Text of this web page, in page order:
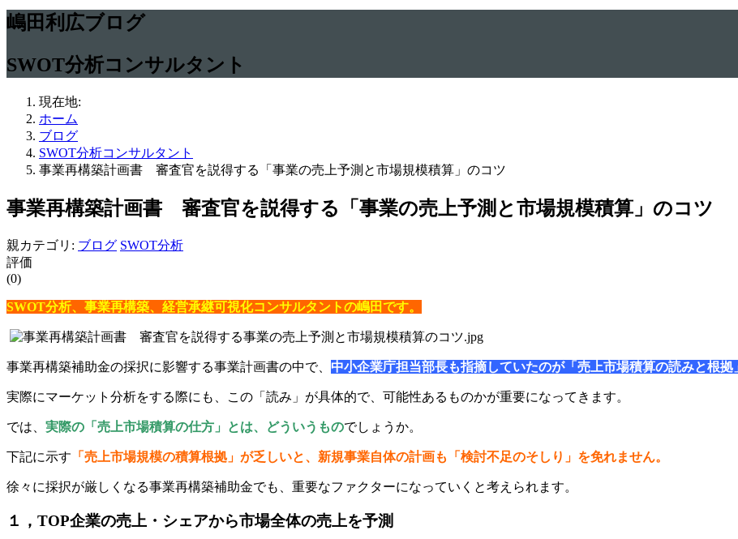
嶋田利広ブログ
SWOT分析コンサルタント
現在地:
ホーム
ブログ
SWOT分析コンサルタント
事業再構築計画書 審査官を説得する「事業の売上予測と市場規模積算」のコツ
事業再構築計画書 審査官を説得する「事業の売上予測と市場規模積算」のコツ
親カテゴリ: ブログ SWOT分析
評価
(0)
SWOT分析、事業再構築、経営承継可視化コンサルタントの嶋田です。
事業再構築補助金の採択に影響する事業計画書の中で、 中小企業庁担当部長も指摘していたのが「売上市場積算の読みと根拠
実際にマーケット分析をする際にも、この「読み」が具体的で、可能性あるものかが重要になってきます。
では、 実際の「売上市場積算の仕方」とは、どういうものでしょうか。
下記に示す 「売上市場規模の積算根拠」が乏しいと、新規事業自体の計画も「検討不足のそしり」を免れません。
徐々に採択が厳しくなる事業再構築補助金でも、重要なファクターになっていくと考えられます。
１，TOP企業の売上・シェアから市場全体の売上を予測